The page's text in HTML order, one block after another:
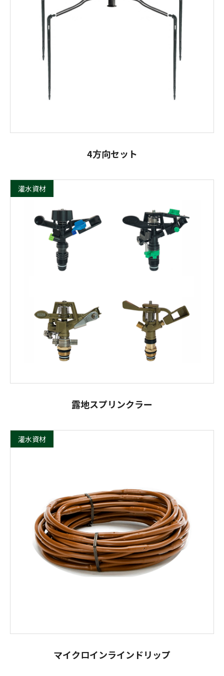
4方向セット
灌水資材
露地スプリンクラー
灌水資材
マイクロインラインドリップ